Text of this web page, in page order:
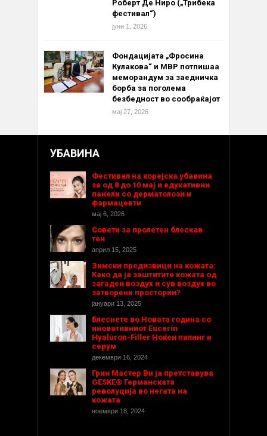
Роберт Де Ниро („Трибека
фестивал“)
јуни 1, 2026
Фондацијата „Фросина
Кулакова“ и МВР потпишаа
меморандум за заедничка
борба за поголема
безбедност во сообраќајот
мај 27, 2026
УБАВИНА
Фестивал на корејска убавина
за од 8 до 10 мај и едукативни
панели со дерматолози и
фармацевти
мај 6, 2026
Совети за пролетен блескав
тен
април 15, 2025
Зимски предизвици на кожата:
Како да ја заштитите кожата од
загаден воздух и сув воздух во
затворени простории?
јануари 13, 2025
Блеснете во Новата година со
иновативниот Eucerin
Hyaluron-Filler Ноќен пилинг и
серум
декември 16, 2024
Грин Мастер Ви ја претставува
GESKE® Германската
револуција во негата на
кожата
ноември 18, 2024